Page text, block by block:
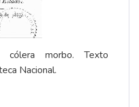
morbo. Texto
Nacional.